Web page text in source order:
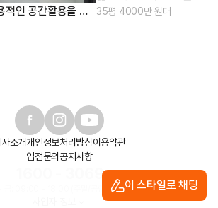
효율적인 동선과 실용적인 공간활용을 위하여 35평 4000만 원대
이 스타일로 채팅
소개개인정보처리방침이용약관
입점문의공지사항
1600 - 3069
- 금: 09:00 - 18:00 (주말/공휴일 제외)